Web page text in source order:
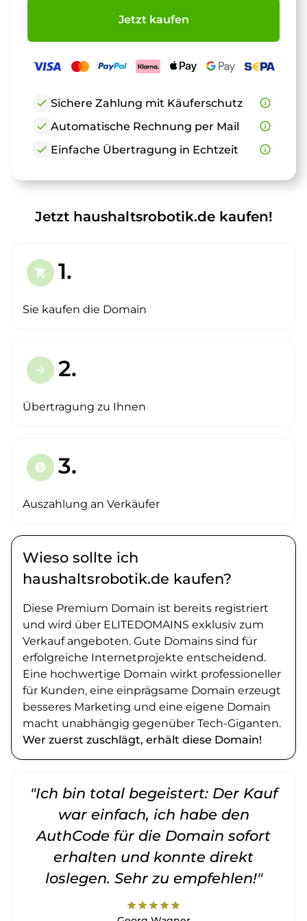
Jetzt kaufen
check Sichere Zahlung mit Käuferschutz
info_outline
check Automatische Rechnung per Mail
info_outline
check Einfache Übertragung in Echtzeit info_outline
Jetzt haushaltsrobotik.de kaufen!
shopping_cart 1.
Sie kaufen die Domain
arrow_forward 2.
Übertragung zu Ihnen
paid 3.
Auszahlung an Verkäufer
Wieso sollte ich
haushaltsrobotik.de kaufen?
Diese Premium Domain ist bereits registriert
und wird über ELITEDOMAINS exklusiv zum
Verkauf angeboten. Gute Domains sind für
erfolgreiche Internetprojekte entscheidend.
Eine hochwertige Domain wirkt professioneller
für Kunden, eine einprägsame Domain erzeugt
besseres Marketing und eine eigene Domain
macht unabhängig gegenüber Tech-Giganten.
Wer zuerst zuschlägt, erhält diese Domain!
"Ich bin total begeistert: Der Kauf
war einfach, ich habe den
AuthCode für die Domain sofort
erhalten und konnte direkt
loslegen. Sehr zu empfehlen!"
starstarstarstarstar